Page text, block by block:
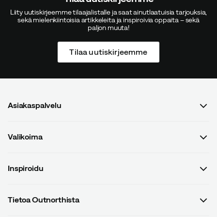
Liity uutiskirjeemme tilaajalistalle ja saat ainutlaatuisia tarjouksia,
sekä mielenkiintoisia artikkeleita ja inspiroivia oppaita – sekä
paljon muuta!
Tilaa uutiskirjeemme
Asiakaspalvelu
Ota yhteyttä
Valikoima
Miehet
Inspiroidu
#yesOutnorth
Tietoa Outnorthista